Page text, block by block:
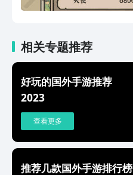
相关专题推荐
好玩的国外手游推荐
2023
查看更多
推荐几款国外手游排行榜